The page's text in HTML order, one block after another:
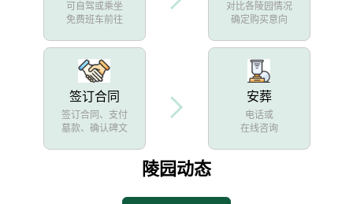
可自驾或乘坐
免费班车前往
对比各陵园情况
确定购买意向
签订合同
签订合同、支付
墓款、确认碑文
安葬
电话或
在线咨询
陵园动态